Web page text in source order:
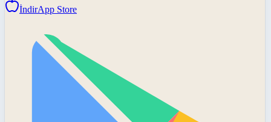
İndirApp Store